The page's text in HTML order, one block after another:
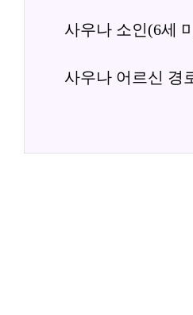
사우나 소인(6세
사우나 어르신 경